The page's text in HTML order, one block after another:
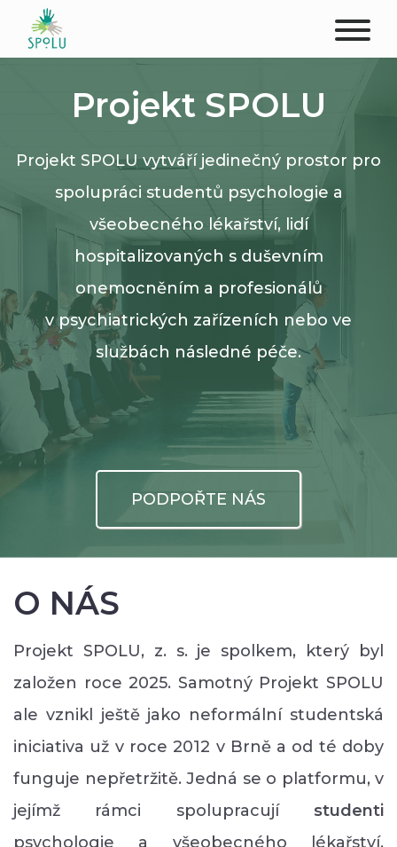
PŮSOBIŠTĚ
KLIENTI
PROFESIONÁLOVÉ
STUDENTI
Projekt SPOLU
Projekt SPOLU vytváří jedinečný prostor pro
spolupráci studentů psychologie a
všeobecného lékařství, lidí
hospitalizovaných s duševním
onemocněním a profesionálů
v psychiatrických zařízeních nebo ve
službách následné péče.
PODPOŘTE NÁS
O NÁS
Projekt SPOLU, z. s. je spolkem, který byl
založen roce 2025. Samotný Projekt SPOLU
ale vznikl ještě jako neformální studentská
iniciativa už v roce 2012 v Brně a od té doby
funguje nepřetržitě. Jedná se o platformu, v
jejímž rámci spolupracují studenti
psychologie a všeobecného lékařství,